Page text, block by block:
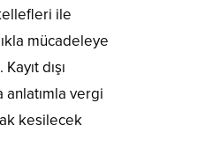
ile
mücadeleye
dışı
anlatımla vergi
kesilecek